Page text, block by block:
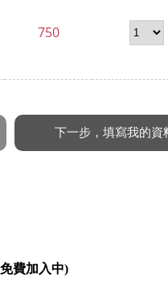
750
費加入中)